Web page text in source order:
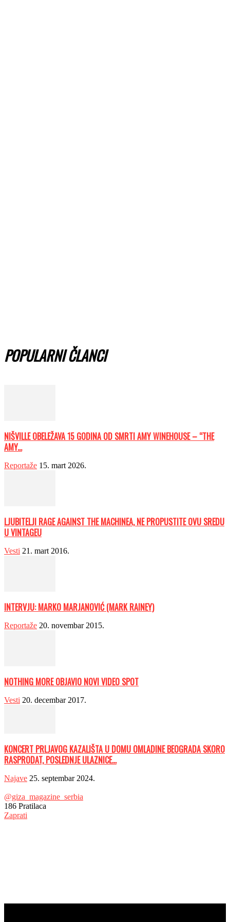
POPULARNI ČLANCI
NIŠVILLE OBELEŽAVA 15 GODINA OD SMRTI AMY WINEHOUSE – “THE
AMY...
Reportaže 15. mart 2026.
LJUBITELJI RAGE AGAINST THE MACHINEA, NE PROPUSTITE OVU SREDU
U VINTAGEU
Vesti 21. mart 2016.
INTERVJU: MARKO MARJANOVIĆ (MARK RAINEY)
Reportaže 20. novembar 2015.
NOTHING MORE OBJAVIO NOVI VIDEO SPOT
Vesti 20. decembar 2017.
KONCERT PRLJAVOG KAZALIŠTA U DOMU OMLADINE BEOGRADA SKORO
RASPRODAT, POSLEDNJE ULAZNICE...
Najave 25. septembar 2024.
@giza_magazine_serbia
186 Pratilaca
Zaprati